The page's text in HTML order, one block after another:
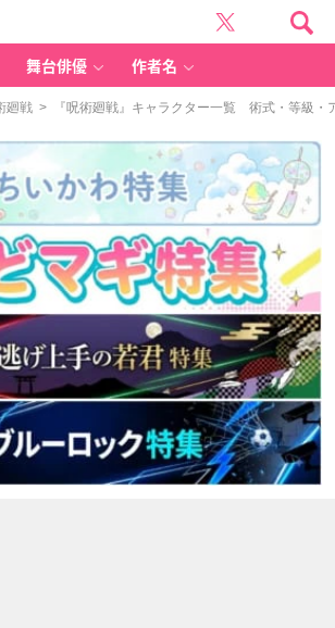
舞台俳優 作者名
廻戦 > 『呪術廻戦』キャラクター一覧 術式・等級・